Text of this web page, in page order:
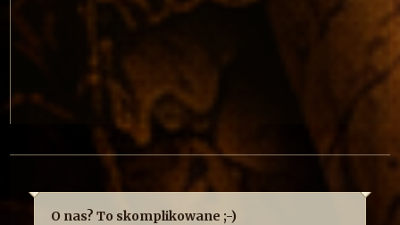
O nas? To skomplikowane ;-)